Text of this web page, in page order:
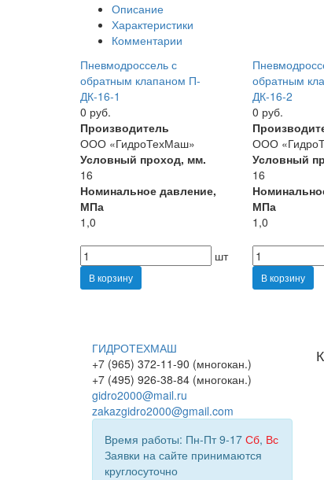
Описание
Характеристики
Комментарии
Пневмодроссель с
обратным клапаном П-
ДК-16-1
0 руб.
Производитель
ООО «ГидроТехМаш»
Условный проход, мм.
16
Номинальное давление,
МПа
1,0
шт
В корзину
обратным
ДК-16-2
0 руб.
ООО
Условный
16
МПа
1,0
В корзину
ГИДРОТЕХМАШ
+7 (965) 372-11-90 (многокан.)
+7 (495) 926-38-84 (многокан.)
gidro2000@mail.ru
zakazgidro2000@gmail.com
Время работы: Пн-Пт 9-17 Сб, Вс
Заявки на сайте принимаются
круглосуточно